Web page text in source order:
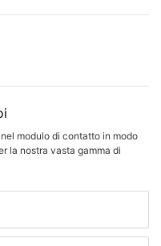
modulo di contatto in modo
la nostra vasta gamma di